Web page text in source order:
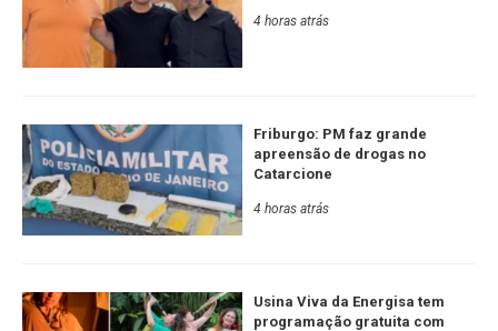
4 horas atrás
Friburgo: PM faz grande
apreensão de drogas no
Catarcione
4 horas atrás
Usina Viva da Energisa tem
programação gratuita com